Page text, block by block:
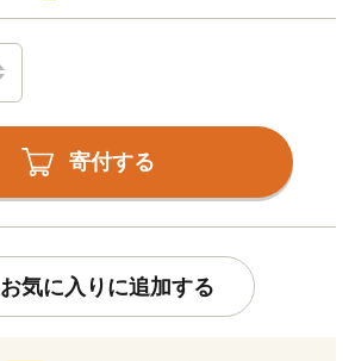
寄付する
お気に入りに追加する